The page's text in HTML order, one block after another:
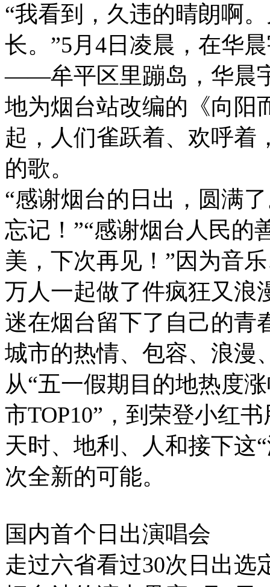
“我看到，久违的晴朗啊
长。”5月4日凌晨，在华
——牟平区里蹦岛，华晨
地为烟台站改编的《向阳
起，人们雀跃着、欢呼着
的歌。
“感谢烟台的日出，圆满
忘记！”“感谢烟台人民的
美，下次再见！”因为音
万人一起做了件疯狂又浪
迷在烟台留下了自己的青
城市的热情、包容、浪漫
从“五一假期目的地热度
市TOP10”，到荣登小红
天时、地利、人和接下这
次全新的可能。
国内首个日出演唱会
走过六省看过30次日出选